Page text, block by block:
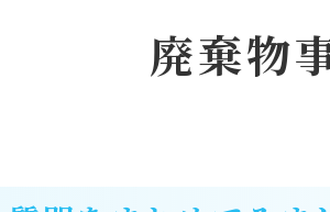
廃棄物